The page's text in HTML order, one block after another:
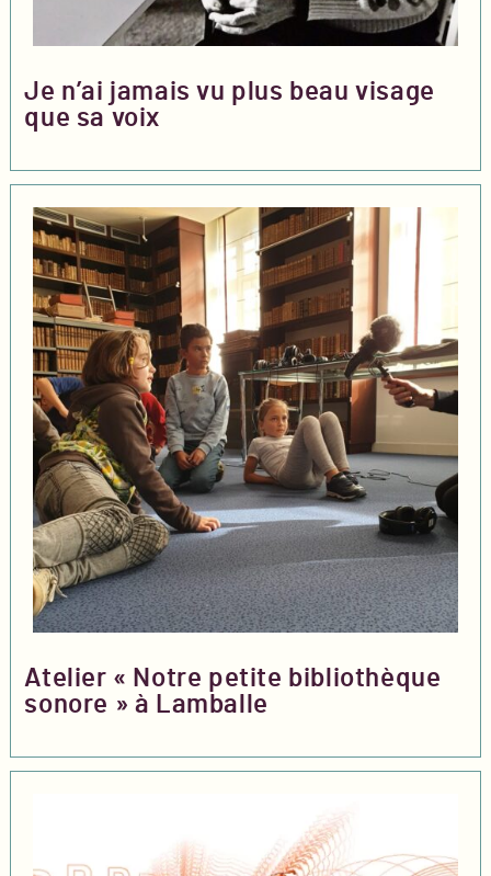
Je n’ai jamais vu plus beau visage
que sa voix
Atelier « Notre petite bibliothèque
sonore » à Lamballe